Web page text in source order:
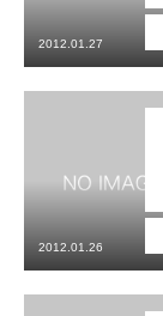
2012.01.27
2012.01.26